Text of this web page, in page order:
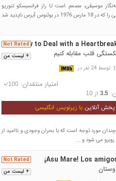
روزنامه‌نگار موسیقی، مصمم است تا راز فرانسیسکو تنوریو
جونیور، پیانیست جوان سبک سمبا-جاز برزیلی را که در 18 مارس 1976 در بوئنوس آیرس ناپدید شد
+ لیست من
Not RatedHow to Deal with a
قلب مقابله کنیم
توسط 24 نفر در
امتیاز منتقدان: -/100
3.5از 10
پخش آنلاین با زیرنویس انگلیسی
مورد توجه است که با بحران وجودی و ناامید از
روبرو می شود و ...
+ لیست من
Not Rated ¡Asu Mare! Los